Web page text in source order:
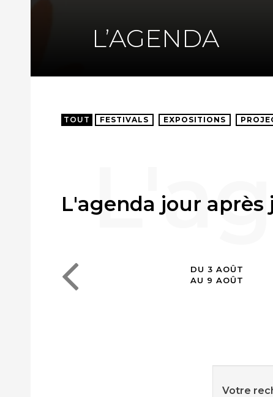
L’AGENDA
TOUT FESTIVALS EXPOSITIONS
L'agenda jour après
DU 3 AOÛT
AU 9 AOÛT
Votre